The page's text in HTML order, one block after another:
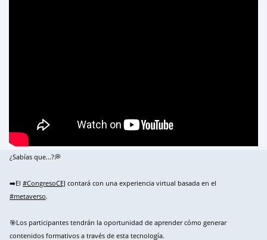
¿Sabías que...?💭
➡️El #CongresoCEJ contará con una experiencia virtual basada en el
#metaverso.
🎯Los participantes tendrán la oportunidad de aprender cómo generar
contenidos formativos a través de esta tecnología.